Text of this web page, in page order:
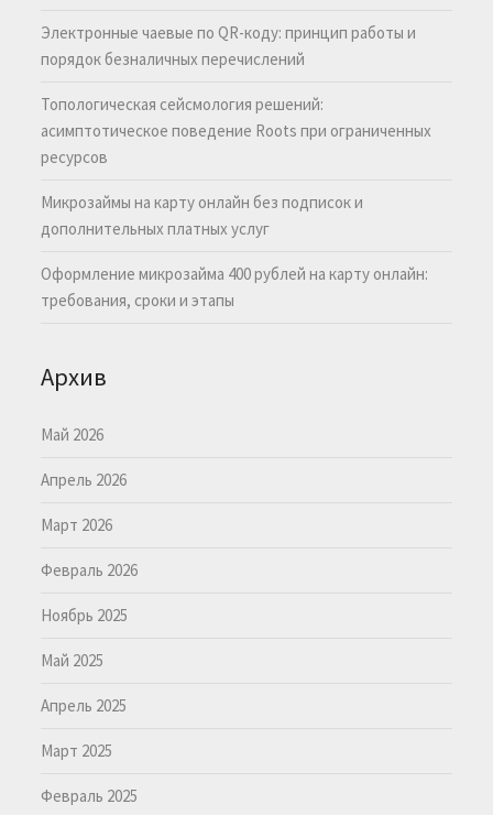
Электронные чаевые по QR-коду: принцип работы и
порядок безналичных перечислений
Топологическая сейсмология решений:
асимптотическое поведение Roots при ограниченных
ресурсов
Микрозаймы на карту онлайн без подписок и
дополнительных платных услуг
Оформление микрозайма 400 рублей на карту онлайн:
требования, сроки и этапы
Архив
Май 2026
Апрель 2026
Март 2026
Февраль 2026
Ноябрь 2025
Май 2025
Апрель 2025
Март 2025
Февраль 2025